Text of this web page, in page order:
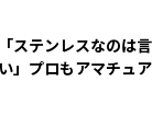
「ステンレスなのは
い」プロもアマチュ